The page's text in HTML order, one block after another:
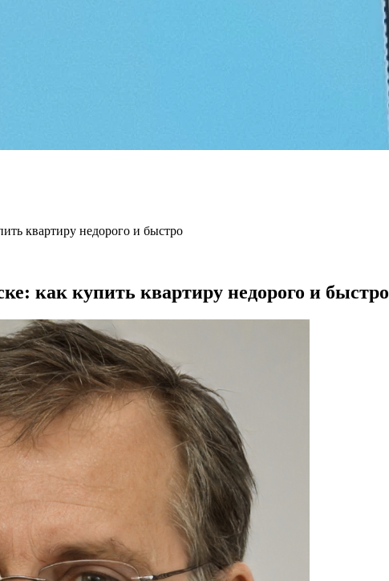
квартиру недорого и быстро
как купить квартиру недорого и быстро